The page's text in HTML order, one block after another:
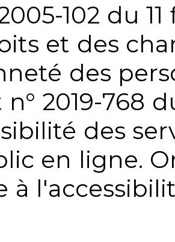
102 du
et des
des
n° 2019-768
des
en ligne.
à